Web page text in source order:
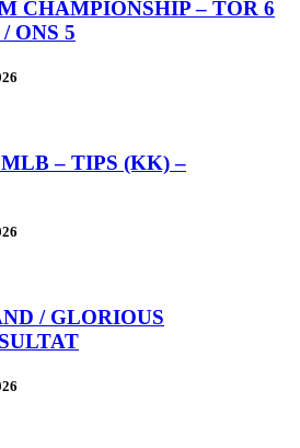
CHAMPIONSHIP – TOR 6
ONS 5
– TIPS (KK) –
/ GLORIOUS